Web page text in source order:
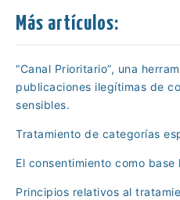
Más artículos:
“Canal Prioritario”, una
publicaciones ilegítimas de
sensibles.
Tratamiento de categorías
El consentimiento como
Principios relativos al